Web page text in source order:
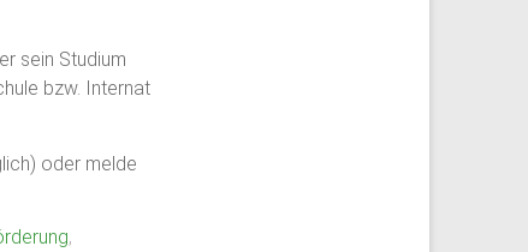
sein Studium
bzw. Internat
oder melde
,